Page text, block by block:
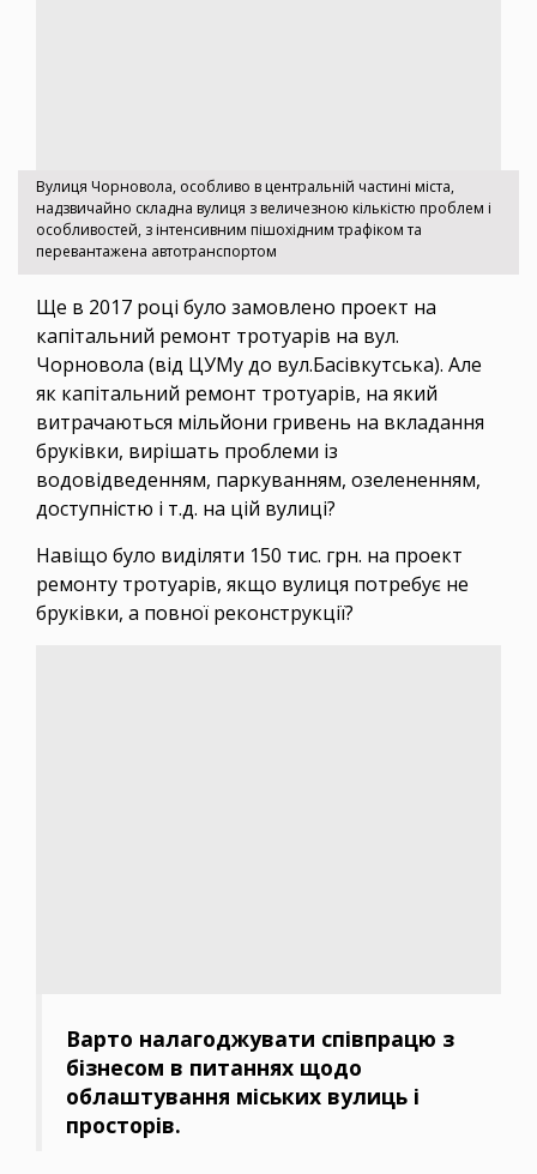
Вулиця Чорновола, особливо в центральній частині міста,
надзвичайно складна вулиця з величезною кількістю проблем і
особливостей, з інтенсивним пішохідним трафіком та
перевантажена автотранспортом
Ще в 2017 році було замовлено проект на
капітальний ремонт тротуарів на вул.
Чорновола (від ЦУМу до вул.Басівкутська). Але
як капітальний ремонт тротуарів, на який
витрачаються мільйони гривень на вкладання
бруківки, вирішать проблеми із
водовідведенням, паркуванням, озелененням,
доступністю і т.д. на цій вулиці?
Навіщо було виділяти 150 тис. грн. на проект
ремонту тротуарів, якщо вулиця потребує не
бруківки, а повної реконструкції?
Варто налагоджувати співпрацю з
бізнесом в питаннях щодо
облаштування міських вулиць і
просторів.